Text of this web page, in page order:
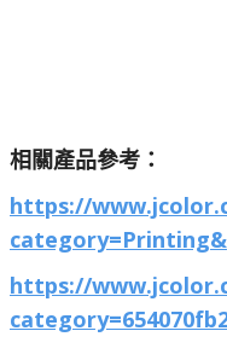
相關產品參考：
https://
https://